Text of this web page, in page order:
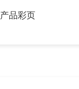
产品彩页